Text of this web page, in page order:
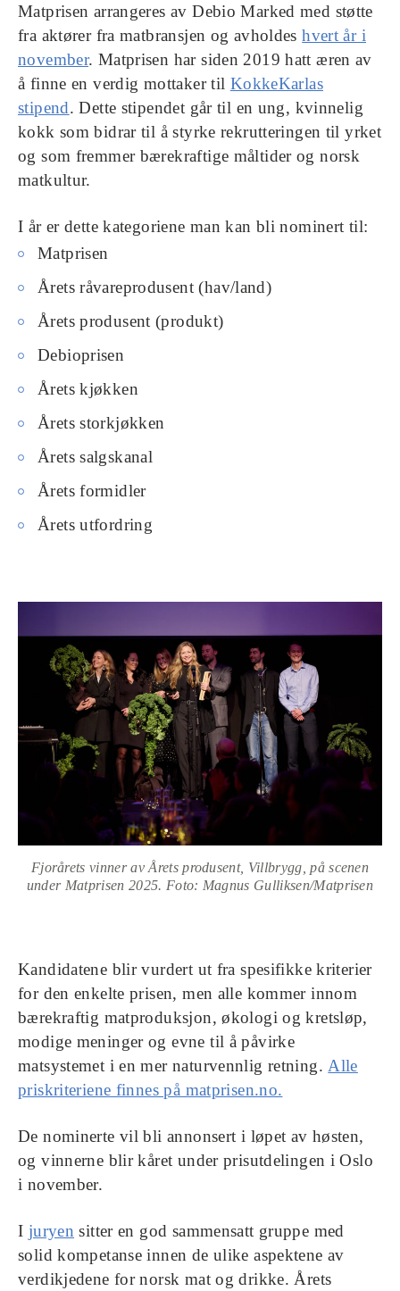
Matprisen arrangeres av Debio Marked med støtte
fra aktører fra matbransjen og avholdeshvert år i
november. Matprisen har siden 2019 hatt æren av
å finne en verdig mottaker til KokkeKarlas
stipend. Dette stipendet går til en ung, kvinnelig
kokk som bidrar til å styrke rekrutteringen til yrket
og som fremmer bærekraftige måltider og norsk
matkultur.
I år er dette kategoriene man kan bli nominert til:
Matprisen
Årets råvareprodusent (hav/land)
Årets produsent (produkt)
Debioprisen
Årets kjøkken
Årets storkjøkken
Årets salgskanal
Årets formidler
Årets utfordring
Fjorårets vinner av Årets produsent, Villbrygg, på scenen
under Matprisen 2025. Foto: Magnus Gulliksen/Matprisen
Kandidatene blir vurdert ut fra spesifikke kriterier
for den enkelte prisen, men alle kommer innom
bærekraftig matproduksjon, økologi og kretsløp,
modige meninger og evne til å påvirke
matsystemet i en mer naturvennlig retning. Alle
priskriteriene finnes på matprisen.no.
De nominerte vil bli annonsert i løpet av høsten,
og vinnerne blir kåret under prisutdelingen i Oslo
i november.
I juryen sitter en god sammensatt gruppe med
solid kompetanse innen de ulike aspektene av
verdikjedene for norsk mat og drikke. Årets